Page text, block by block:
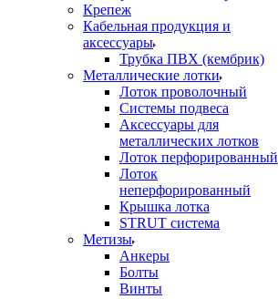
Крепеж
Кабельная продукция и
аксессуары
Трубка ПВХ (кембрик)
Металлические лотки
Лоток проволочный
Системы подвеса
Аксессуары для
металлических лотков
Лоток перфорированный
Лоток
неперфорированный
Крышка лотка
STRUT система
Метизы
Анкеры
Болты
Винты